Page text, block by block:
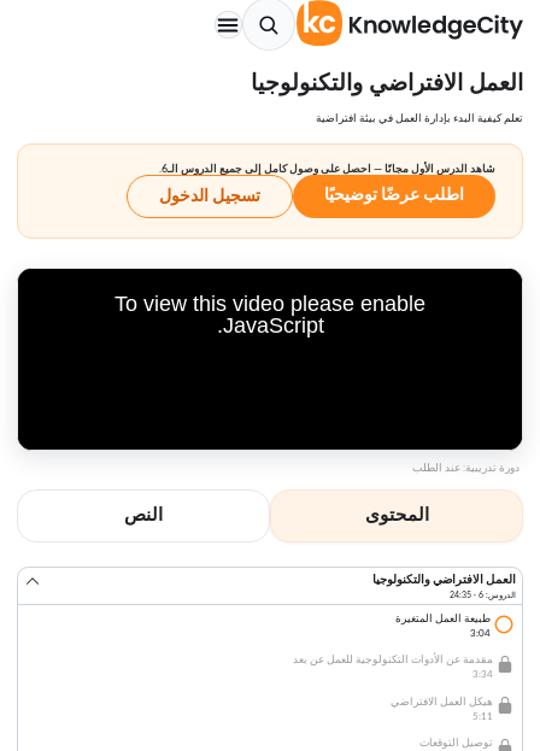
العمل الافتراضي والتكنولوجيا
تعلم كيفية البدء بإدارة العمل في بيئة افتراضية
شاهد الدرس الأول مجانًا — احصل على وصول كامل إلى جميع الدروس الـ6.
اطلب عرضًا توضيحيًا تسجيل الدخول
To view this video please enable
JavaScript.
دورة تدريبية: عند الطلب
المحتوى النص
العمل الافتراضي والتكنولوجيا
الدروس: 6 · 24:35
طبيعة العمل المتغيرة
3:04
مقدمة عن الأدوات التكنولوجية للعمل عن بعد
3:34
هيكل العمل الافتراضي
5:11
توصيل التوقعات